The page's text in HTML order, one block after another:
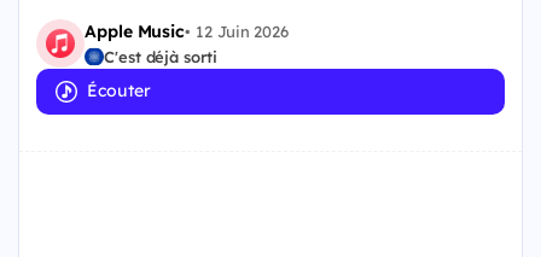
Apple Music• 12 Juin 2026
C'est déjà sorti
Écouter